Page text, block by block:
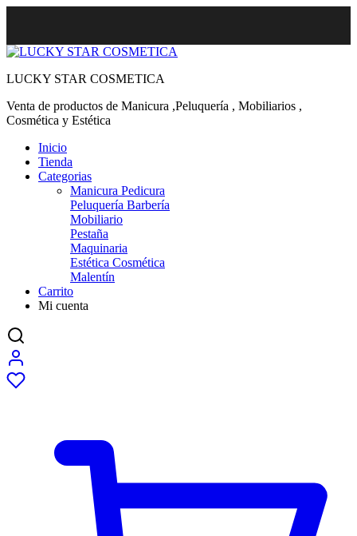
LUCKY STAR COSMETICA
Venta de productos de Manicura ,Peluquería , Mobiliarios ,
Cosmética y Estética
Inicio
Tienda
Categorias
Manicura Pedicura
Peluquería Barbería
Mobiliario
Pestaña
Maquinaria
Estética Cosmética
Malentín
Carrito
Mi cuenta